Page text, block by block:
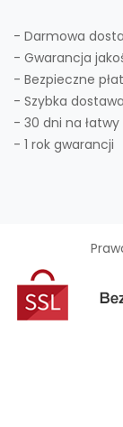
- Darmowa
- Gwarancja
- Bezpieczne
- Szybka dostawa
- 30 dni na
- 1 rok gwarancji